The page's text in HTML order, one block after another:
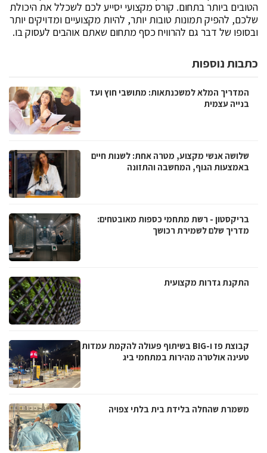
הטובים ביותר בתחום. קורס מקצועי יסייע לכם לשכלל את היכולת
שלכם, להפיק תמונות טובות יותר, להיות מקצועיים ומדויקים יותר
ובסופו של דבר גם להרוויח כסף מתחום שאתם אוהבים לעסוק בו.
כתבות נוספות
המדריך המלא למשכנתאות: מתושבי חוץ ועד
בנייה עצמית
שלושה אנשי מקצוע, מטרה אחת: לשנות חיים
באמצעות הגוף, המחשבה והתזונה
בריקסטון - רשת מתחמי כספות מאובטחים:
מדריך שלם לשמירת רכושך
התקנת גדרות מקצועית
קבוצת פז ו-BIG בשיתוף פעולה להקמת עמדות
טעינה אולטרה מהירות במתחמי ביג
משמרת שהחלה בלידת בית בלתי צפויה